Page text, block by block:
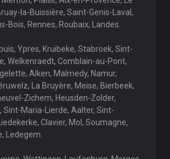
la-Buissière, Saint-Genis-Laval,
Bois, Rennes, Roubaix, Landes.
Ypres, Kruibeke, Stabroek, Sint-
Welkenraedt, Comblain-au-Pont,
Alken, Malmedy, Namur,
La Bruyère, Meise, Bierbeek,
Zichem, Heusden-Zolder,
Sint-Maria-Lierde, Aalter, Sint-
Clavier, Mol, Soumagne,
Ledegem.